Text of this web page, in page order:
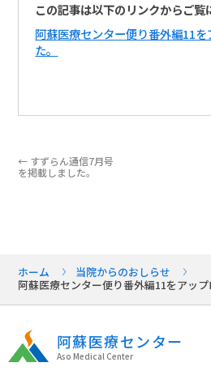
この記事は以下のリンクからご覧
阿蘇医療センター便り番外編11
た。
← すずらん通信7月号
を掲載しました。
ホーム
当院からのおしらせ
阿蘇医療センター便り番外編11をアップ
阿蘇医療センター
Aso Medical Center